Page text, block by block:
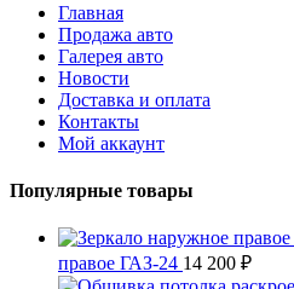
Главная
Продажа авто
Галерея авто
Новости
Доставка и оплата
Контакты
Мой аккаунт
Популярные товары
правое ГАЗ-24 14 200 ₽